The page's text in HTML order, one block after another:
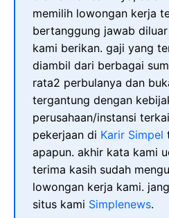
memilih lowongan kerja
bertanggung jawab
kami berikan. gaji yang
diambil dari berbagai
rata2 perbulanya dan
tergantung dengan
perusahaan/instansi
pekerjaan di Karir Simpel
apapun. akhir kata kami
terima kasih sudah
lowongan kerja kami.
situs kami Simplenews.